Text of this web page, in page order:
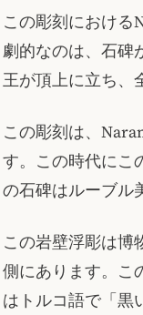
この彫刻における
劇的なのは、石碑
王が頂上に立ち、
この彫刻は、
す。この時代にこ
の石碑はルーブル
この岩壁浮彫は博
側にあります。こ
はトルコ語で「黒